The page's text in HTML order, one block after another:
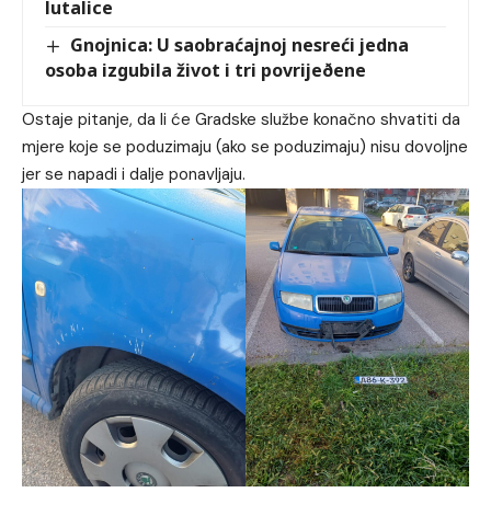
lutalice
Gnojnica: U saobraćajnoj nesreći jedna
osoba izgubila život i tri povrijeðene
Ostaje pitanje, da li će Gradske službe konačno shvatiti da
mjere koje se poduzimaju (ako se poduzimaju) nisu dovoljne
jer se napadi i dalje ponavljaju.